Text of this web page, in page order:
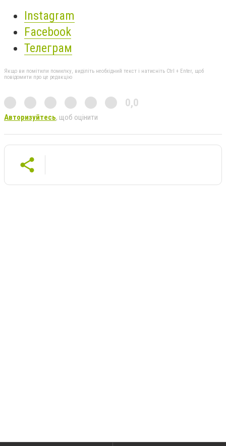
Instagram
Facebook
Телеграм
Якщо ви помітили помилку, виділіть необхідний текст і натисніть Ctrl + Enter, щоб
повідомити про це редакцію
0,0
Авторизуйтесь, щоб оцінити